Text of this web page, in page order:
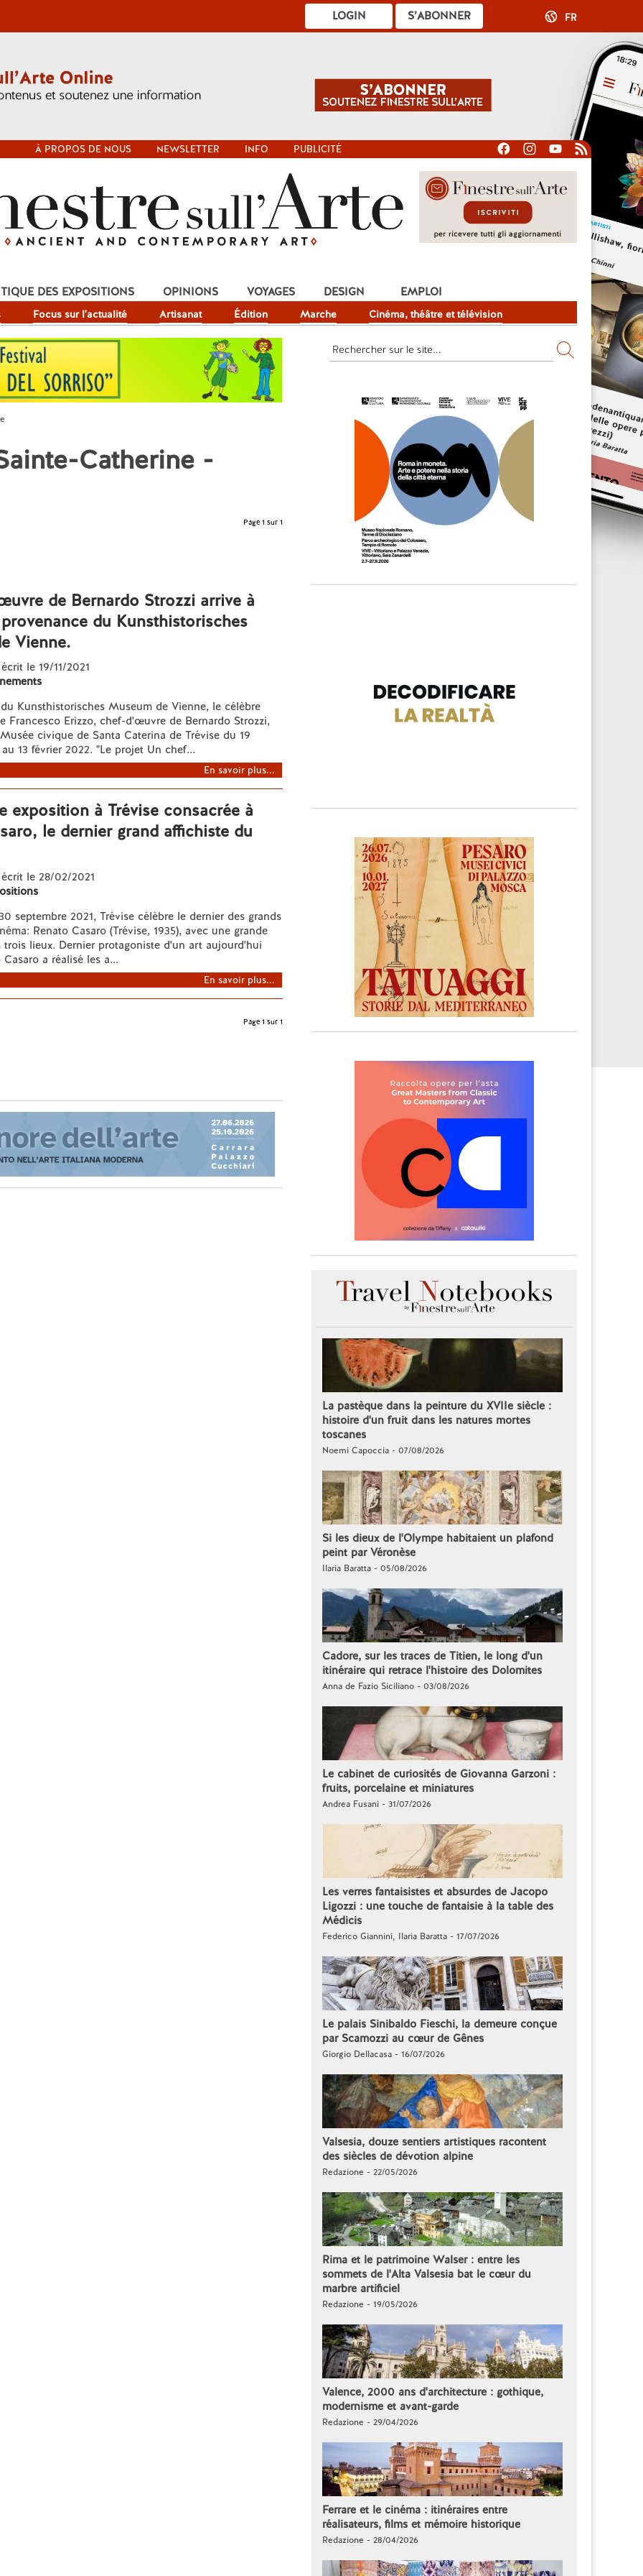
S’ABONNER
LOGIN FR
À PROPOS DE NOUS NEWSLETTER INFO PUBLICITÉ
Focus sur l'actualité Artisanat Édition Marche Cinéma, théâtre et télévision
DES EXPOSITIONS OPINIONS VOYAGES DESIGN EMPLOI
Catherine -
Page 1 sur 1
de Bernardo Strozzi arrive à
du Kunsthistorisches
Vienne.
le 19/11/2021
Kunsthistorisches Museum de Vienne, le célèbre
Francesco Erizzo, chef-d'œuvre de Bernardo Strozzi,
civique de Santa Caterina de Trévise du 19
13 février 2022. "Le projet Un chef...
En savoir plus...
exposition à Trévise consacrée à
le dernier grand affichiste du
le 28/02/2021
septembre 2021, Trévise célèbre le dernier des grands
Renato Casaro (Trévise, 1935), avec une grande
trois lieux. Dernier protagoniste d'un art aujourd'hui
a réalisé les a...
En savoir plus...
Page 1 sur 1
La pastèque dans la peinture du XVIIe siècle :
histoire d'un fruit dans les natures mortes
toscanes
Noemi Capoccia - 07/08/2026
Si les dieux de l'Olympe habitaient un plafond
peint par Véronèse
Ilaria Baratta - 05/08/2026
Cadore, sur les traces de Titien, le long d'un
itinéraire qui retrace l'histoire des Dolomites
Anna de Fazio Siciliano - 03/08/2026
Le cabinet de curiosités de Giovanna Garzoni :
fruits, porcelaine et miniatures
Andrea Fusani - 31/07/2026
Les verres fantaisistes et absurdes de Jacopo
Ligozzi : une touche de fantaisie à la table des
Médicis
Federico Giannini, Ilaria Baratta - 17/07/2026
Le palais Sinibaldo Fieschi, la demeure conçue
par Scamozzi au cœur de Gênes
Giorgio Dellacasa - 16/07/2026
Valsesia, douze sentiers artistiques racontent
des siècles de dévotion alpine
Redazione - 22/05/2026
Rima et le patrimoine Walser : entre les
sommets de l'Alta Valsesia bat le cœur du
marbre artificiel
Redazione - 19/05/2026
Valence, 2000 ans d'architecture : gothique,
modernisme et avant-garde
Redazione - 29/04/2026
Ferrare et le cinéma : itinéraires entre
réalisateurs, films et mémoire historique
Redazione - 28/04/2026